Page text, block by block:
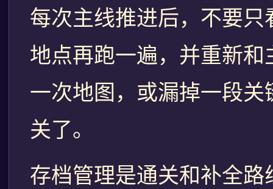
每次主线推进后，不要
地点再跑一遍，并重新
一次地图，或漏掉一段
关了。
存档管理是通关和补全